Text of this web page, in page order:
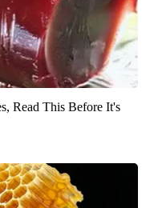
Read This Before It's